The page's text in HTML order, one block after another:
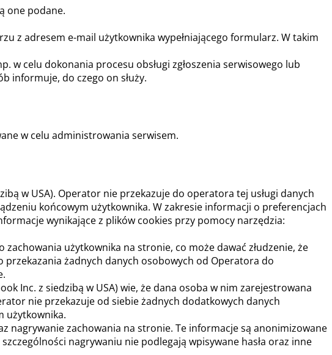
one podane.
z adresem e-mail użytkownika wypełniającego formularz. W takim
celu dokonania procesu obsługi zgłoszenia serwisowego lub
informuje, do czego on służy.
w celu administrowania serwisem.
w USA). Operator nie przekazuje do operatora tej usługi danych
końcowym użytkownika. W zakresie informacji o preferencjach
wynikające z plików cookies przy pomocy narzędzia:
użytkownika na stronie, co może dawać złudzenie, że
żadnych danych osobowych od Operatora do
Inc. z siedzibą w USA) wie, że dana osoba w nim zarejestrowana
nie przekazuje od siebie żadnych dodatkowych danych
użytkownika.
nagrywanie zachowania na stronie. Te informacje są anonimizowane
nagrywaniu nie podlegają wpisywane hasła oraz inne